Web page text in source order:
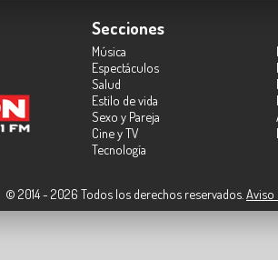
Secciones
Música
Espectáculos
Salud
Estilo de vida
Sexo y Pareja
Cine y TV
Tecnología
© 2014 - 2026 Todos los derechos reservados. Aviso